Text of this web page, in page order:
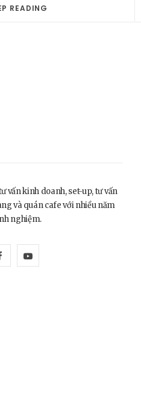
READING
vấn kinh doanh, set-up, tư vấn
và quán cafe với nhiều năm
nghiệm.
F
Y